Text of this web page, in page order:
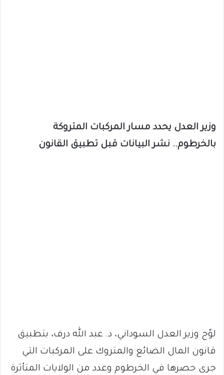
وزير العدل يحدد مسار المركبات المتروكة
بالخرطوم.. نشر البيانات قبل تطبيق القانون
لوّح وزير العدل السوداني، د. عبد الله درف، بتطبيق
قانون المال الضائع والمتروك على المركبات التي
جرى حصرها في الخرطوم وعدد من الولايات المتأثرة